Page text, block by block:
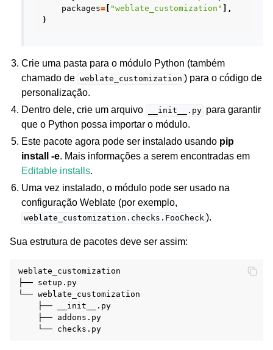
packages= "weblate_customization"
],
)
Crie uma pasta para o módulo Python (também
chamado de weblate_customization ) para o código de
personalização.
Dentro dele, crie um arquivo
__init__.py para garantir
que o Python possa importar o módulo.
Este pacote agora pode ser instalado usando pip
install -e. Mais informações a serem encontradas em
Editable installs.
Uma vez instalado, o módulo pode ser usado na
configuração Weblate (por exemplo,
weblate_customization.checks.FooCheck ).
Sua estrutura de pacotes deve ser assim:
weblate_customization
├── setup.py
└── weblate_customization
    ├── __init__.py
    ├── addons.py